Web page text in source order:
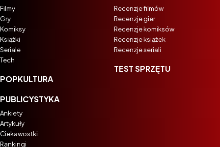
Filmy
Gry
Komiksy
Książki
Seriale
Tech
POPKULTURA
PUBLICYSTYKA
Ankiety
Artykuły
Ciekawostki
Rankingi
Recenzje filmów
Recenzje gier
Recenzje komiksów
Recenzje książek
Recenzje seriali
TEST SPRZĘTU